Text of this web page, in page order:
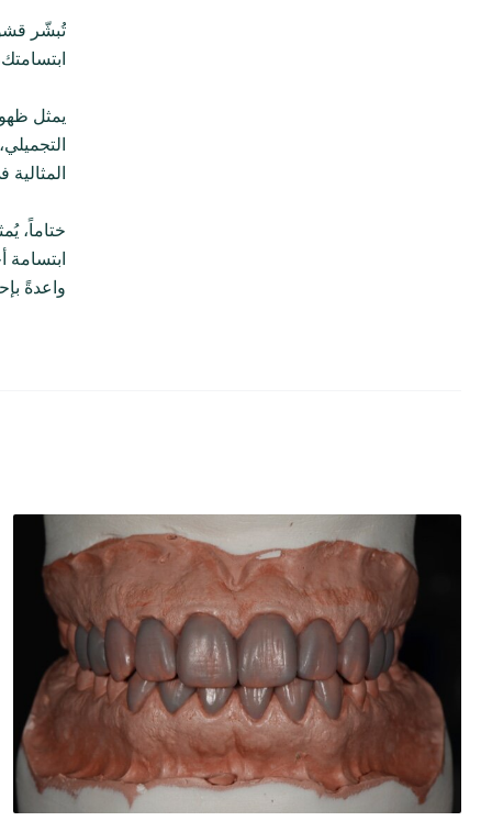
تُبشّر
يمثل
ختاماً،
ابتسامة
واعدةً